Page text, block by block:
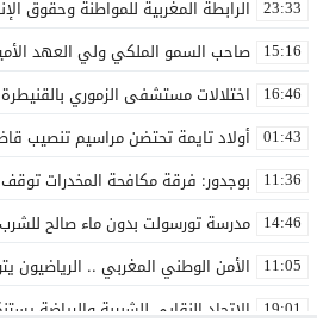
23:33 الرابطة المغربية للمواطنة وحقوق
15:16 صاحب السمو الملكي ولي العهد
16:46 اختلالات مستشفى الزموري
01:43 أولاد تايمة تحتضن مراسيم تنصيب
11:36 بوجدور: فرقة مكافحة المخدرات توقف خمسينياً وتحجز 10
14:46 مدرسة تورسولت بدون ماء صالح للشرب
11:05 الأمن الوطني المغربي .. الرياضيون
19:01 الاتحاد النقابي للشبيبة والرياضة